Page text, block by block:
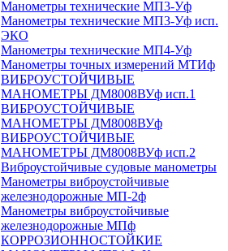
Манометры технические МП3-Уф
Манометры технические МП3-Уф исп.
ЭКО
Манометры технические МП4-Уф
Манометры точных измерений МТИф
ВИБРОУСТОЙЧИВЫЕ
МАНОМЕТРЫ ДМ8008ВУф исп.1
ВИБРОУСТОЙЧИВЫЕ
МАНОМЕТРЫ ДМ8008ВУф
ВИБРОУСТОЙЧИВЫЕ
МАНОМЕТРЫ ДМ8008ВУф исп.2
Виброустойчивые судовые манометры
Манометры виброустойчивые
железнодорожные МП-2ф
Манометры виброустойчивые
железнодорожные МПф
КОРРОЗИОННОСТОЙКИЕ